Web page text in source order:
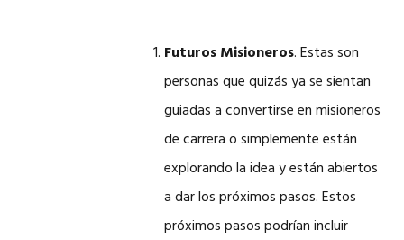
Futuros Misioneros. Estas son
personas que quizás ya se sientan
guiadas a convertirse en misioneros
de carrera o simplemente están
explorando la idea y están abiertos
a dar los próximos pasos. Estos
próximos pasos podrían incluir